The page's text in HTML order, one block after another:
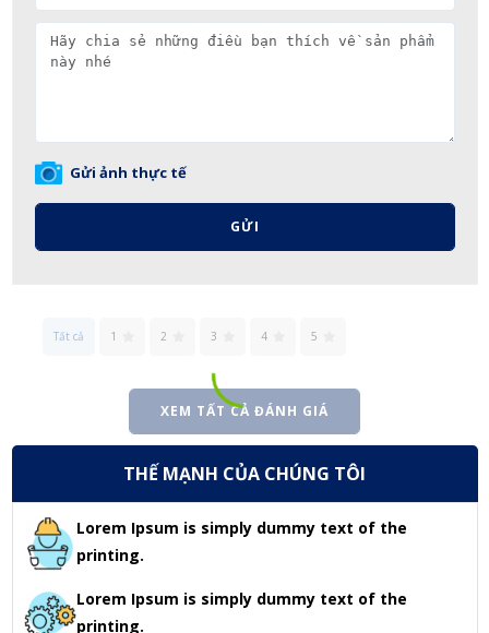
Gửi ảnh thực tế
GỬI
Tất cả 1 2 3 4 5
XEM TẤT CẢ ĐÁNH GIÁ
THẾ MẠNH CỦA CHÚNG TÔI
Lorem Ipsum is simply dummy text of the
printing.
Lorem Ipsum is simply dummy text of the
printing.